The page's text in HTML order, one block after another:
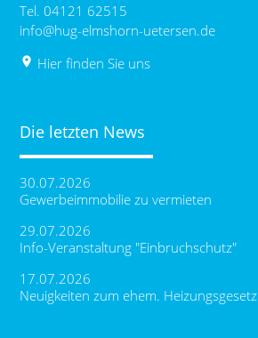
Tel. 04121 62515
info@hug-elmshorn-uetersen.de
place Hier finden Sie uns
Die letzten News
30.07.2026
Gewerbeimmobilie zu vermieten
29.07.2026
Info-Veranstaltung "Einbruchschutz"
17.07.2026
Neuigkeiten zum ehem. Heizungsgesetz